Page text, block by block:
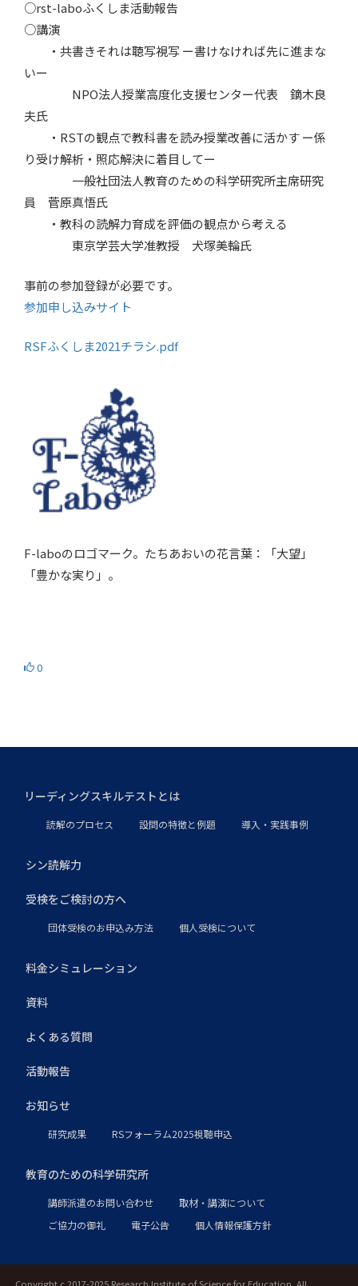
○rst-laboふくしま活動報告
○講演
・共書きそれは聴写視写 ー書けなければ先に進まな
いー
NPO法人授業高度化支援センター代表 鏑木良
夫氏
・RSTの観点で教科書を読み授業改善に活かす ー係
り受け解析・照応解決に着目してー
一般社団法人教育のための科学研究所主席研究
員 菅原真悟氏
・教科の読解力育成を評価の観点から考える
東京学芸大学准教授 犬塚美輪氏
事前の参加登録が必要です。
参加申し込みサイト
RSFふくしま2021チラシ.pdf
F-laboのロゴマーク。たちあおいの花言葉：「大望」
「豊かな実り」。
0
リーディングスキルテストとは
読解のプロセス 設問の特徴と例題 導入・実践事例
シン読解力
受検をご検討の方へ
団体受検のお申込み方法 個人受検について
料金シミュレーション
資料
よくある質問
活動報告
お知らせ
研究成果 RSフォーラム2025視聴申込
教育のための科学研究所
講師派遣のお問い合わせ
取材・講演について
ご協力の御礼
電子公告 個人情報保護方針